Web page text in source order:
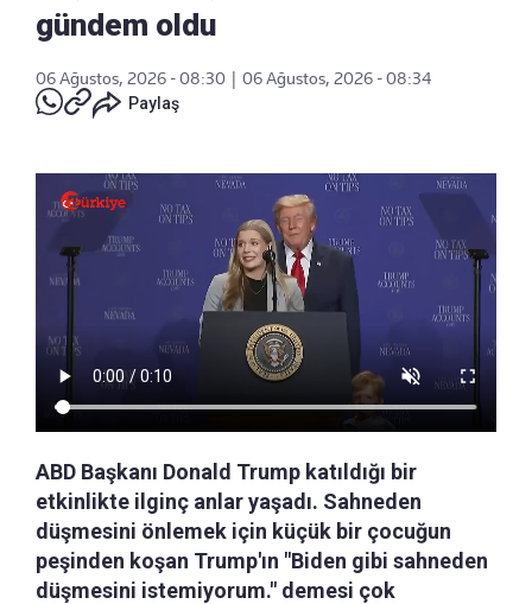
gündem oldu
06 Ağustos, 2026 - 08:30
06 Ağustos, 2026 - 08:34
Paylaş
ABD Başkanı Donald Trump katıldığı bir
etkinlikte ilginç anlar yaşadı. Sahneden
düşmesini önlemek için küçük bir çocuğun
peşinden koşan Trump'ın "Biden gibi sahneden
düşmesini istemiyorum." demesi çok